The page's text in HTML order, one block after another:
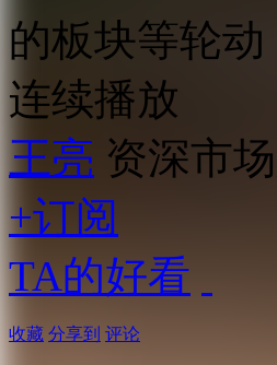
的板块等轮
连续播放
王亮 资深市
+订阅
TA的好看
收藏 分享到 评论